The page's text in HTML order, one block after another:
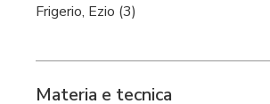
Frigerio, Ezio (3)
Materia e tecnica